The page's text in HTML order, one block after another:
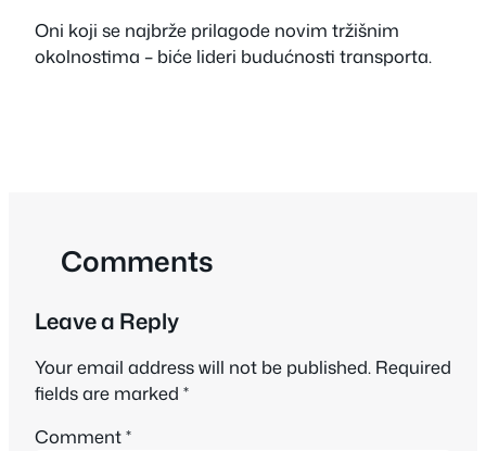
Oni koji se najbrže prilagode novim tržišnim
okolnostima – biće lideri budućnosti transporta.
Comments
Leave a Reply
Your email address will not be published. Required
fields are marked *
Comment*